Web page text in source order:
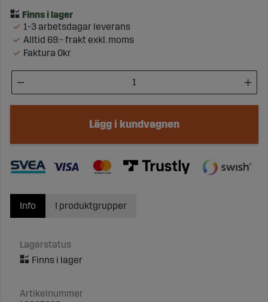
1-3 arbetsdagar leverans
Alltid 69:- frakt exkl. moms
Faktura 0kr
Lägg i kundvagnen
Info
Lagerstatus
Artikelnummer
I produktgrupper